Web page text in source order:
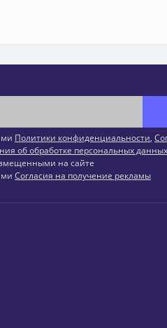
Политики конфиденциальности,
об обработке персональных данных
на сайте
Согласия на получение рекламы